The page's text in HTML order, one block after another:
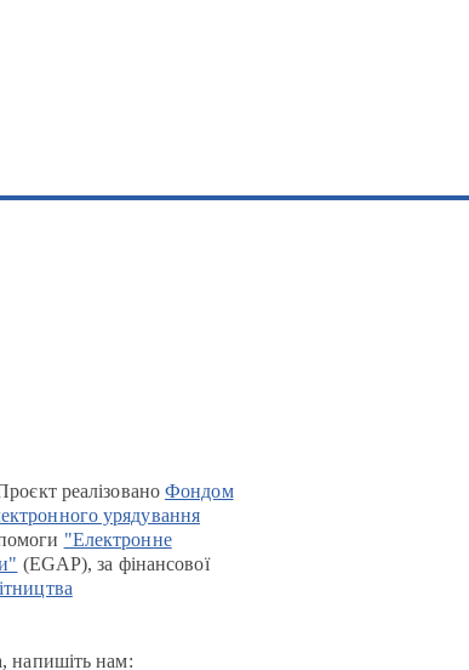
реалізованоФондом
урядування
"Електронне
(EGAP), за фінансової
напишіть нам: